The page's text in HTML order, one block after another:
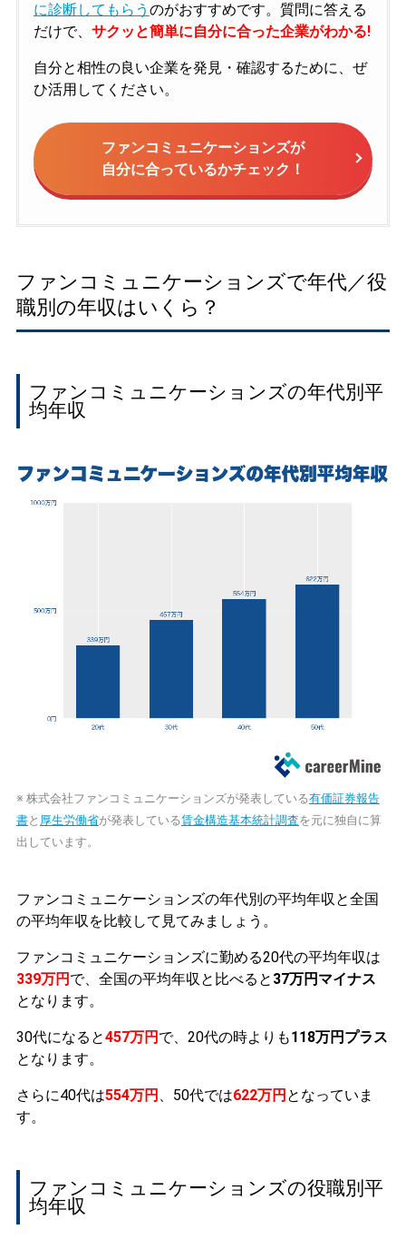
に診断してもらう のがおすすめです。質問に答える
だけで、 サクッと簡単に自分に合った企業がわかる!
自分と相性の良い企業を発見・確認するために、ぜ
ひ活用してください。
ファンコミュニケーションズが
自分に合っているかチェック！
ファンコミュニケーションズで年代／役
職別の年収はいくら？
ファンコミュニケーションズの年代別平
均年収
※ 株式会社ファンコミュニケーションズが発表している有価証券報告
書と 厚生労働省が発表している賃金構造基本統計調査を元に独自に算
出しています。
ファンコミュニケーションズの年代別の平均年収と全国
の平均年収を比較して見てみましょう。
ファンコミュニケーションズに勤める20代の平均年収は
339万円 で、全国の平均年収と比べると 37万円マイナス
となります。
30代になると457万円 で、20代の時よりも118万円プラス
となります。
さらに40代は554万円 、50代では622万円 となっていま
す。
ファンコミュニケーションズの役職別平
均年収